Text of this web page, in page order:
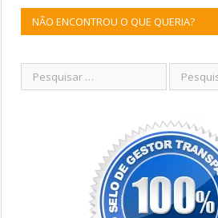
NÃO ENCONTROU O QUE QUERIA?